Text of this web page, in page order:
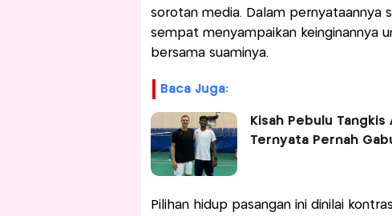
sorotan media. Dalam pernyataannya
sempat menyampaikan keinginannya
bersama suaminya.
Baca Juga:
Kisah Pebulu
Ternyata Pernah
Pilihan hidup pasangan ini dinilai